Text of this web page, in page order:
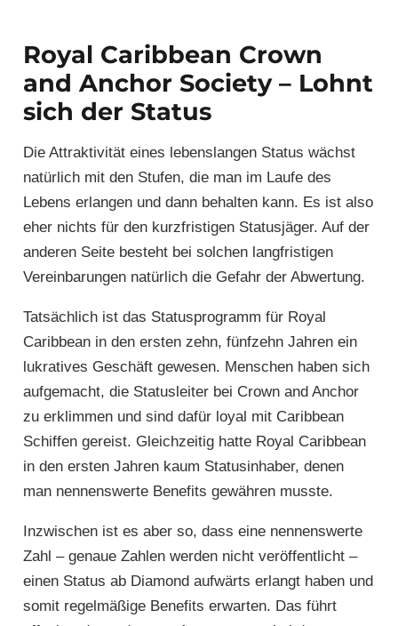
Royal Caribbean Crown
and Anchor Society – Lohnt
sich der Status
Die Attraktivität eines lebenslangen Status wächst
natürlich mit den Stufen, die man im Laufe des
Lebens erlangen und dann behalten kann. Es ist also
eher nichts für den kurzfristigen Statusjäger. Auf der
anderen Seite besteht bei solchen langfristigen
Vereinbarungen natürlich die Gefahr der Abwertung.
Tatsächlich ist das Statusprogramm für Royal
Caribbean in den ersten zehn, fünfzehn Jahren ein
lukratives Geschäft gewesen. Menschen haben sich
aufgemacht, die Statusleiter bei Crown and Anchor
zu erklimmen und sind dafür loyal mit Caribbean
Schiffen gereist. Gleichzeitig hatte Royal Caribbean
in den ersten Jahren kaum Statusinhaber, denen
man nennenswerte Benefits gewähren musste.
Inzwischen ist es aber so, dass eine nennenswerte
Zahl – genaue Zahlen werden nicht veröffentlicht –
einen Status ab Diamond aufwärts erlangt haben und
somit regelmäßige Benefits erwarten. Das führt